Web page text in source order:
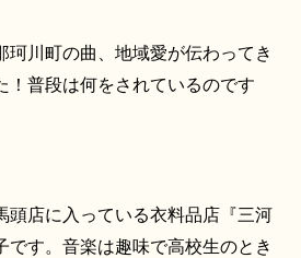
珂川町の曲、地域愛が伝わってき
！普段は何をされているのです
頭店に入っている衣料品店『三河
です。音楽は趣味で高校生のとき